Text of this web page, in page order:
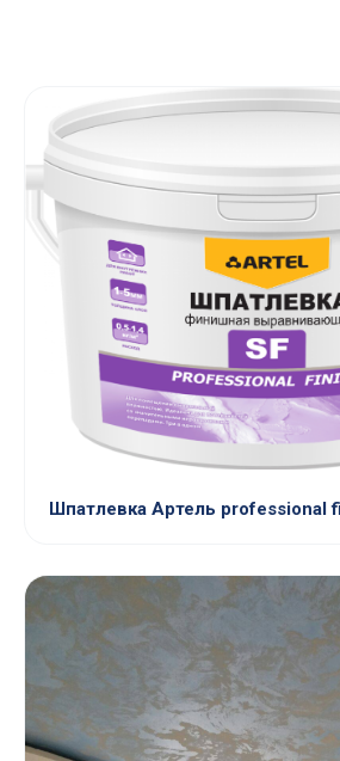
Шпатлевка Артель professional